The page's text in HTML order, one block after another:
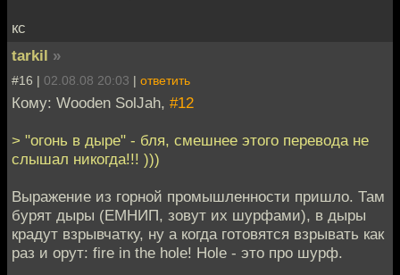
кс
tarkil »
#16 | 02.08.08 20:03 | ответить
Кому: Wooden SolJah, #12
> "огонь в дыре" - бля, смешнее этого перевода не
слышал никогда!!! )))
Выражение из горной промышленности пришло. Там
бурят дыры (ЕМНИП, зовут их шурфами), в дыры
крадут взрывчатку, ну а когда готовятся взрывать как
раз и орут: fire in the hole! Hole - это про шурф.